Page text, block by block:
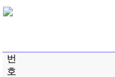
번
호